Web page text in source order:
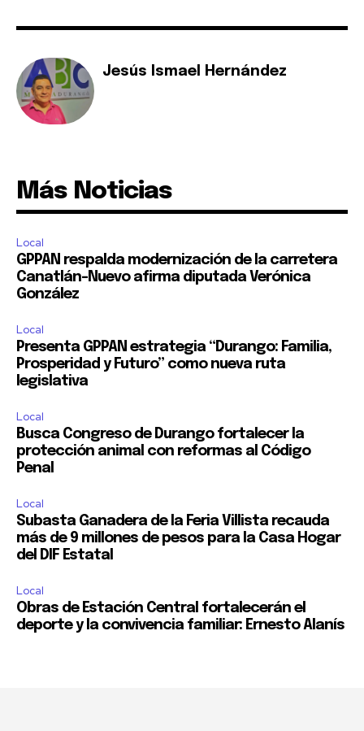
Jesús Ismael Hernández
Más Noticias
Local
GPPAN respalda modernización de la carretera
Canatlán–Nuevo afirma diputada Verónica
González
Local
Presenta GPPAN estrategia “Durango: Familia,
Prosperidad y Futuro” como nueva ruta
legislativa
Local
Busca Congreso de Durango fortalecer la
protección animal con reformas al Código
Penal
Local
Subasta Ganadera de la Feria Villista recauda
más de 9 millones de pesos para la Casa Hogar
del DIF Estatal
Local
Obras de Estación Central fortalecerán el
deporte y la convivencia familiar: Ernesto Alanís